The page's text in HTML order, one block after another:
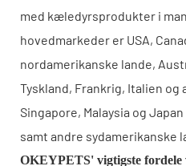
med kæledyrsprodukter i
hovedmarkeder er USA,
nordamerikanske lande,
Tyskland, Frankrig, Italien
Singapore, Malaysia og
samt andre sydamerikanske
OKEYPETS' vigtigste fordele